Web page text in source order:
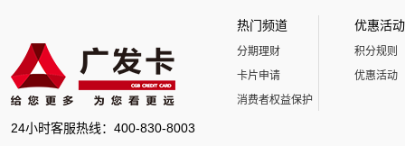
24小时客服热线：400-830-8003
热门频道
分期理财
卡片申请
消费者权益保护
优惠活动
积分规则
优惠活动